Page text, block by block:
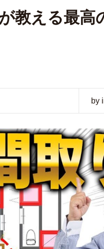
教える最高
by